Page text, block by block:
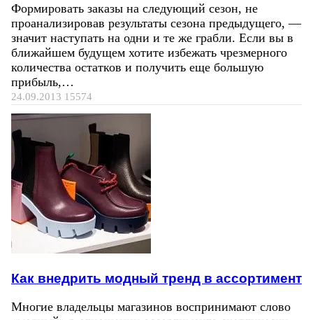
Формировать заказы на следующий сезон, не
проанализировав результаты сезона предыдущего, —
значит наступать на одни и те же грабли. Если вы в
ближайшем будущем хотите избежать чрезмерного
количества остатков и получить еще большую
прибыль,…
24.09.2013 15574
Как внедрить модный тренд в ассортимент
Многие владельцы магазинов воспринимают слово